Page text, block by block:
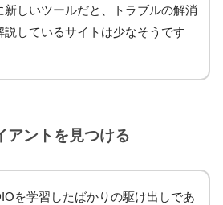
新しいツールだと、トラブルの解消
説しているサイトは少なそうです
アントを見つける
を学習したばかりの駆け出しであ